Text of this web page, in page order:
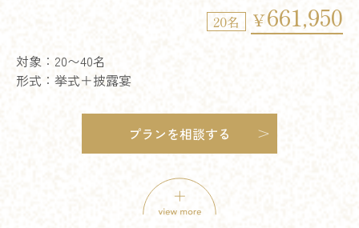
20名 ￥661,950
対象：20〜40名
形式：挙式＋披露宴
プランを相談する
2026年9月まで